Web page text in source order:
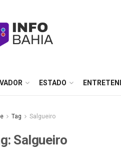
ESTADO
Tag Salgueiro
Salgueiro